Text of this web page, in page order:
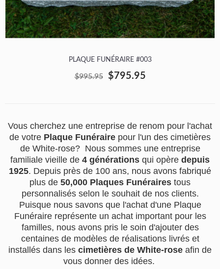
PLAQUE FUNÉRAIRE #003
$995.95 $795.95
Vous cherchez une entreprise de renom pour l'achat
de votre Plaque Funéraire pour l'un des cimetières
de White-rose? Nous sommes une entreprise
familiale vieille de 4 générations qui opère depuis
1925. Depuis près de 100 ans, nous avons fabriqué
plus de 50,000 Plaques Funéraires tous
personnalisés selon le souhait de nos clients.
Puisque nous savons que l'achat d'une Plaque
Funéraire représente un achat important pour les
familles, nous avons pris le soin d'ajouter des
centaines de modèles de réalisations livrés et
installés dans les cimetières de White-rose afin de
vous donner des idées.